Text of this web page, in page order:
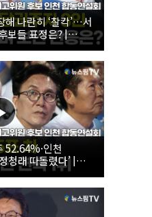
나란히 ‘찰칵’…서
보들 표정은? |
대표·최고위원 후
52.64%·인천
래 따돌렸다’ |
대표·최고위원 후